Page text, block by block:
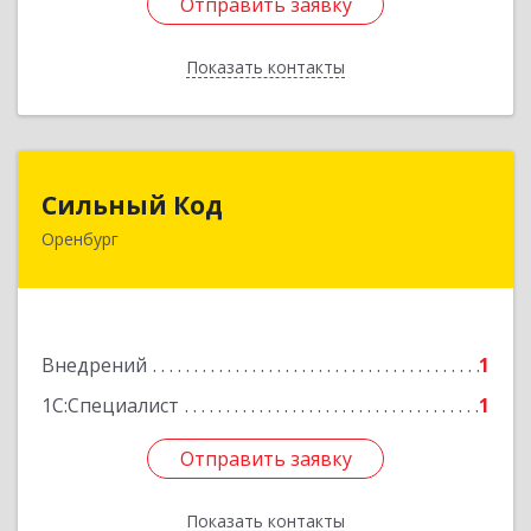
Показать контакты
Назад
Сильный Код
Оренбург
Внедрений
1
1С:Специалист
1
Отправить заявку
Показать контакты
Отправить заявку
Назад